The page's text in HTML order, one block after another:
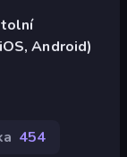
Android)
454